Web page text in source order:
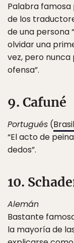
Palabra famosa
de los
de una persona
olvidar una
vez, pero
ofensa”.
9. Cafuné
Portugués (Brasil
“El acto de
dedos”.
10.
Alemán
Bastante
la mayoría de